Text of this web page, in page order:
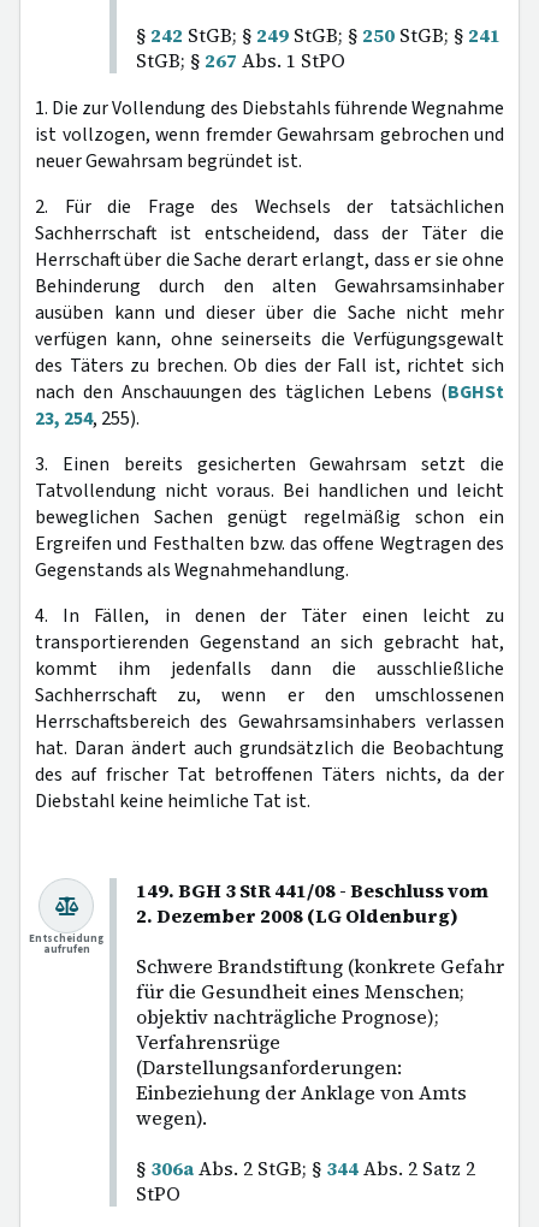
§ 242 StGB; § 249 StGB; § 250 StGB; § 241
StGB; § 267 Abs. 1 StPO
1. Die zur Vollendung des Diebstahls führende Wegnahme
ist vollzogen, wenn fremder Gewahrsam gebrochen und
neuer Gewahrsam begründet ist.
2. Für die Frage des Wechsels der tatsächlichen
Sachherrschaft ist entscheidend, dass der Täter die
Herrschaft über die Sache derart erlangt, dass er sie ohne
Behinderung durch den alten Gewahrsamsinhaber
ausüben kann und dieser über die Sache nicht mehr
verfügen kann, ohne seinerseits die Verfügungsgewalt
des Täters zu brechen. Ob dies der Fall ist, richtet sich
nach den Anschauungen des täglichen Lebens (BGHSt
23, 254, 255).
3. Einen bereits gesicherten Gewahrsam setzt die
Tatvollendung nicht voraus. Bei handlichen und leicht
beweglichen Sachen genügt regelmäßig schon ein
Ergreifen und Festhalten bzw. das offene Wegtragen des
Gegenstands als Wegnahmehandlung.
4. In Fällen, in denen der Täter einen leicht zu
transportierenden Gegenstand an sich gebracht hat,
kommt ihm jedenfalls dann die ausschließliche
Sachherrschaft zu, wenn er den umschlossenen
Herrschaftsbereich des Gewahrsamsinhabers verlassen
hat. Daran ändert auch grundsätzlich die Beobachtung
des auf frischer Tat betroffenen Täters nichts, da der
Diebstahl keine heimliche Tat ist.
149. BGH 3 StR 441/08 - Beschluss vom
2. Dezember 2008 (LG Oldenburg)
Schwere Brandstiftung (konkrete Gefahr
für die Gesundheit eines Menschen;
objektiv nachträgliche Prognose);
Verfahrensrüge
(Darstellungsanforderungen:
Einbeziehung der Anklage von Amts
wegen).
§ 306aAbs. 2 StGB; § 344Abs. 2 Satz 2
StPO
Entscheidung
aufrufen